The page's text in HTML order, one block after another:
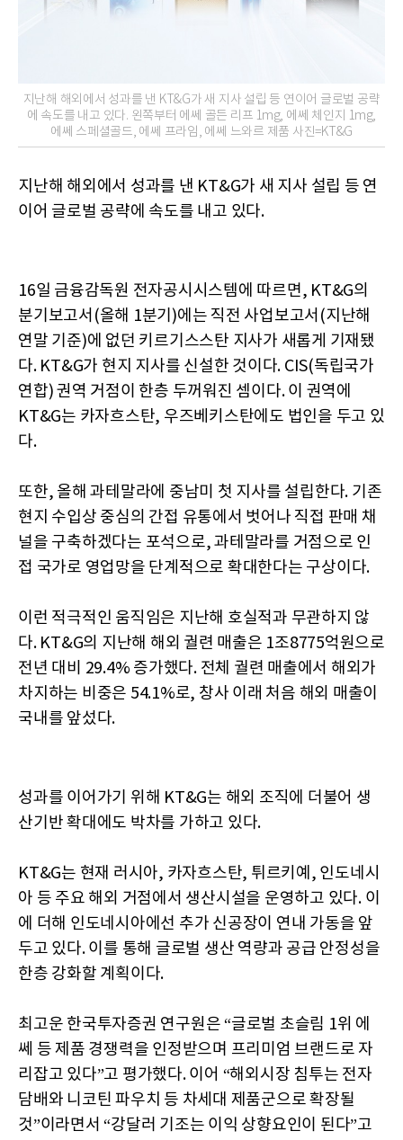
지난해 해외에서 성과를 낸 KT&G가 새 지사 설립 등 연이어 글로벌 공략
에 속도를 내고 있다. 왼쪽부터 에쎄 골든 리프 1mg, 에쎄 체인지 1mg,
에쎄 스페셜골드, 에쎄 프라임, 에쎄 느와르 제품 사진=KT&G
지난해 해외에서 성과를 낸 KT&G가 새 지사 설립 등 연
이어 글로벌 공략에 속도를 내고 있다.
16일 금융감독원 전자공시시스템에 따르면, KT&G의
분기보고서(올해 1분기)에는 직전 사업보고서(지난해
연말 기준)에 없던 키르기스스탄 지사가 새롭게 기재됐
다. KT&G가 현지 지사를 신설한 것이다. CIS(독립국가
연합) 권역 거점이 한층 두꺼워진 셈이다. 이 권역에
KT&G는 카자흐스탄, 우즈베키스탄에도 법인을 두고 있
다.
또한, 올해 과테말라에 중남미 첫 지사를 설립한다. 기존
현지 수입상 중심의 간접 유통에서 벗어나 직접 판매 채
널을 구축하겠다는 포석으로, 과테말라를 거점으로 인
접 국가로 영업망을 단계적으로 확대한다는 구상이다.
이런 적극적인 움직임은 지난해 호실적과 무관하지 않
다. KT&G의 지난해 해외 궐련 매출은 1조8775억원으로
전년 대비 29.4% 증가했다. 전체 궐련 매출에서 해외가
차지하는 비중은 54.1%로, 창사 이래 처음 해외 매출이
국내를 앞섰다.
성과를 이어가기 위해 KT&G는 해외 조직에 더불어 생
산기반 확대에도 박차를 가하고 있다.
KT&G는 현재 러시아, 카자흐스탄, 튀르키예, 인도네시
아 등 주요 해외 거점에서 생산시설을 운영하고 있다. 이
에 더해 인도네시아에선 추가 신공장이 연내 가동을 앞
두고 있다. 이를 통해 글로벌 생산 역량과 공급 안정성을
한층 강화할 계획이다.
최고운 한국투자증권 연구원은 “글로벌 초슬림 1위 에
쎄 등 제품 경쟁력을 인정받으며 프리미엄 브랜드로 자
리잡고 있다”고 평가했다. 이어 “해외시장 침투는 전자
담배와 니코틴 파우치 등 차세대 제품군으로 확장될
것”이라면서 “강달러 기조는 이익 상향요인이 된다”고